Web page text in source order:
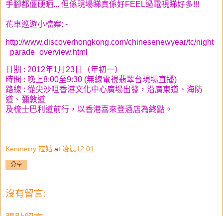
手腳都僵硬晒... 但係現場睇真係好FEEL過電視睇好多!!!
花車巡遊小檔案: -
http://www.discoverhongkong.com/chinesenewyear/tc/night
_parade_overview.html
日期 : 2012年1月23日（年初一）
時間 : 晚上8:00至9:30 (無線電視翡翠台現場直播)
路線 : 從尖沙咀香港文化中心廣場出發，沿廣東道、海防
道、彌敦道
及梳士巴利道前行，以香港喜來登酒店為終點。
Kenmerry 拉姑 at 凌晨12:01
分享
沒有留言: